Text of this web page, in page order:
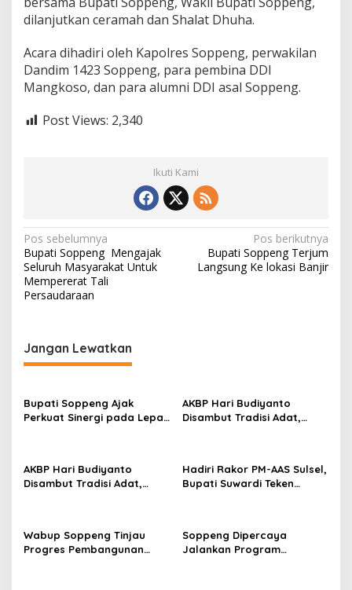
dilanjutkan ceramah dan Shalat Dhuha.
Acara dihadiri oleh Kapolres Soppeng, perwakilan
Dandim 1423 Soppeng, para pembina DDI
Mangkoso, dan para alumni DDI asal Soppeng.
Post Views: 2,340
Ikuti Kami
N
a
v
a
s
i
p
s
Pos sebelumnya
Bupati Soppeng Mengajak
Seluruh Masyarakat Untuk
Mempererat Tali
Persaudaraan
Pos berikutnya
Bupati Soppeng Terjum
Langsung Ke lokasi Banjir
Jangan Lewatkan
Bupati Soppeng Ajak
Perkuat Sinergi pada Lepas
AKBP Hari Budiyanto
Disambut Tradisi Adat,
AKBP Hari Budiyanto
Disambut Tradisi Adat,
Hadiri Rakor PM-AAS Sulsel,
Bupati Suwardi Teken
Wabup Soppeng Tinjau
Progres Pembangunan
Soppeng Dipercaya
Jalankan Program